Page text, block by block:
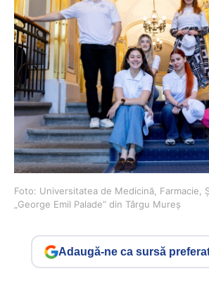
Foto: Universitatea de Medicină, Farmacie,
„George Emil Palade” din Târgu Mureș
Adaugă-ne ca sursă